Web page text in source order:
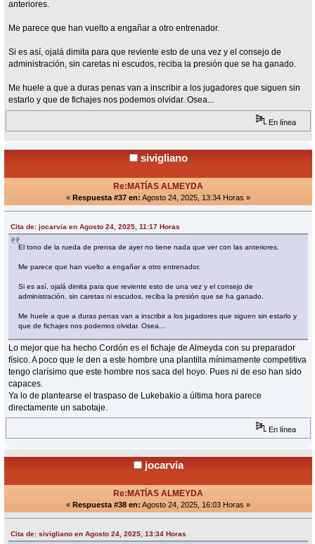
anteriores.
Me parece que han vuelto a engañar a otro entrenador.
Si es así, ojalá dimita para que reviente esto de una vez y el consejo de
administración, sin caretas ni escudos, reciba la presión que se ha ganado.
Me huele a que a duras penas van a inscribir a los jugadores que siguen sin
estarlo y que de fichajes nos podemos olvidar. Osea...
En línea
sivigliano
Re:MATÍAS ALMEYDA
« Respuesta #37 en: Agosto 24, 2025, 13:34 Horas »
Cita de: jocarvia en Agosto 24, 2025, 11:17 Horas
El tono de la rueda de prensa de ayer no tiene nada que ver con las anteriores.
Me parece que han vuelto a engañar a otro entrenador.
Si es así, ojalá dimita para que reviente esto de una vez y el consejo de
administración, sin caretas ni escudos, reciba la presión que se ha ganado.
Me huele a que a duras penas van a inscribir a los jugadores que siguen sin estarlo y
que de fichajes nos podemos olvidar. Osea...
Lo mejor que ha hecho Cordón es el fichaje de Almeyda con su preparador
físico. A poco que le den a este hombre una plantilla mínimamente competitiva
tengo clarísimo que este hombre nos saca del hoyo. Pues ni de eso han sido
capaces.
Ya lo de plantearse el traspaso de Lukebakio a última hora parece
directamente un sabotaje.
En línea
jocarvia
Re:MATÍAS ALMEYDA
« Respuesta #38 en: Agosto 24, 2025, 16:03 Horas »
Cita de: sivigliano en Agosto 24, 2025, 13:34 Horas